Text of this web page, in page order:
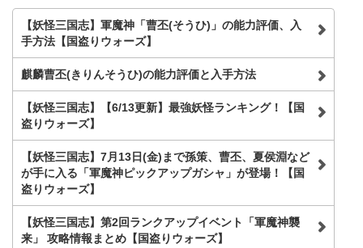
索
【妖怪三国志】軍魔神「曹丕(そうひ)」の能力評価、入
手方法【国盗りウォーズ】
麒麟曹丕(きりんそうひ)の能力評価と入手方法
【妖怪三国志】【6/13更新】最強妖怪ランキング！【国
盗りウォーズ】
【妖怪三国志】7月13日(金)まで孫策、曹丕、夏侯淵など
が手に入る「軍魔神ピックアップガシャ」が登場！【国
盗りウォーズ】
【妖怪三国志】第2回ランクアップイベント「軍魔神襲
来」 攻略情報まとめ【国盗りウォーズ】